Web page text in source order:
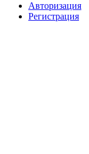
Авторизация
Регистрация